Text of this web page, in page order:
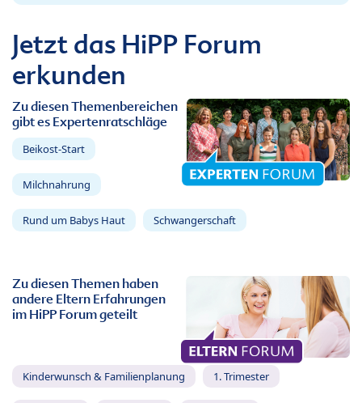
Jetzt das HiPP Forum
erkunden
Zu diesen Themenbereichen
gibt es Expertenratschläge
Beikost-Start
Milchnahrung
Rund um Babys Haut Schwangerschaft
Zu diesen Themen haben
andere Eltern Erfahrungen
im HiPP Forum geteilt
Kinderwunsch & Familienplanung 1. Trimester